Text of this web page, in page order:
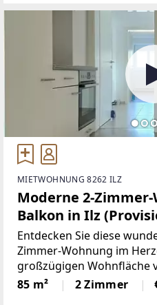
MIETWOHNUNG 8262 ILZ
Moderne 2-
Balkon in Ilz
Entdecken Sie diese
Zimmer-Wohnung im
großzügigen Wohnfläche
Wohnung den idealen
Die lichtdurchfluteten
85 m² 2 Zimmer